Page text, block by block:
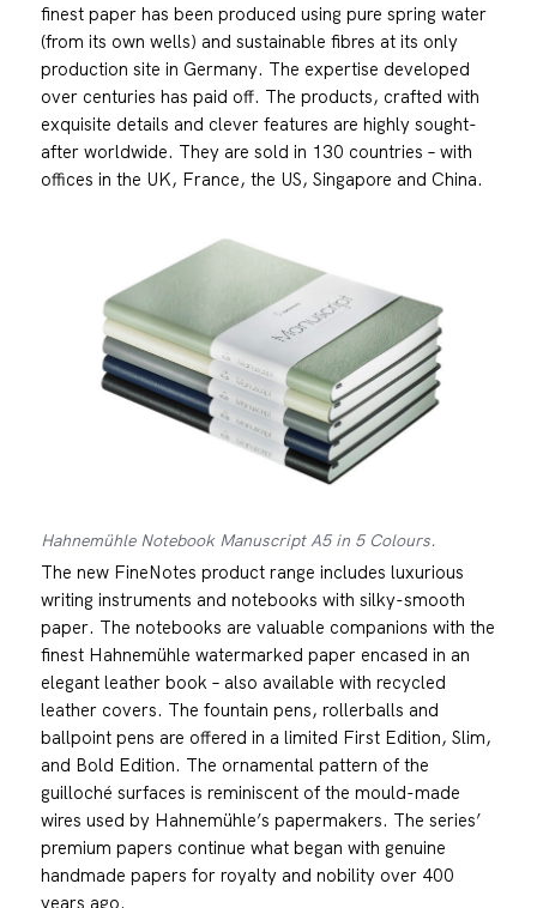
finest paper has been produced using pure spring water
(from its own wells) and sustainable fibres at its only
production site in Germany. The expertise developed
over centuries has paid off. The products, crafted with
exquisite details and clever features are highly sought-
after worldwide. They are sold in 130 countries – with
offices in the UK, France, the US, Singapore and China.
Hahnemühle Notebook Manuscript A5 in 5 Colours.
The new FineNotes product range includes luxurious
writing instruments and notebooks with silky-smooth
paper. The notebooks are valuable companions with the
finest Hahnemühle watermarked paper encased in an
elegant leather book – also available with recycled
leather covers. The fountain pens, rollerballs and
ballpoint pens are offered in a limited First Edition, Slim,
and Bold Edition. The ornamental pattern of the
guilloché surfaces is reminiscent of the mould-made
wires used by Hahnemühle’s papermakers. The series’
premium papers continue what began with genuine
handmade papers for royalty and nobility over 400
years ago.